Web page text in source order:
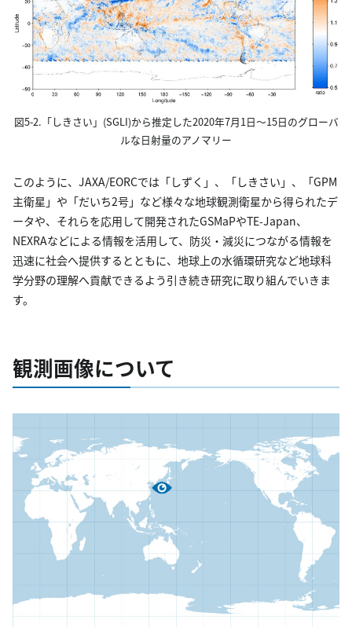
図5-2.「しきさい」(SGLI)から推定した2020年7月1日～15日のグローバ
ルな日射量のアノマリー
このように、JAXA/EORCでは「しずく」、「しきさい」、「GPM
主衛星」や「だいち2号」など様々な地球観測衛星から得られたデ
ータや、それらを応用して開発されたGSMaPやTE-Japan、
NEXRAなどによる情報を活用して、防災・減災につながる情報を
迅速に社会へ提供するとともに、地球上の水循環研究など地球科
学分野の理解へ貢献できるよう引き続き研究に取り組んでいきま
す。
観測画像について